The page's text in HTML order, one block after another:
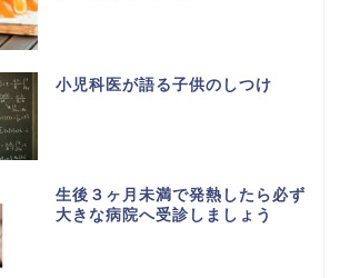
小児科医が語る子供のしつけ
生後３ヶ月未満で発熱したら必ず
大きな病院へ受診しましょう